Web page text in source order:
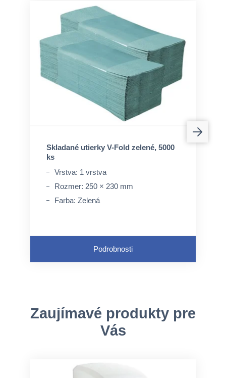
Skladané utierky V-Fold zelené, 5000
ks
Vrstva: 1 vrstva
Rozmer: 250 × 230 mm
Farba: Zelená
Podrobnosti
Zaujímavé produkty pre
Vás